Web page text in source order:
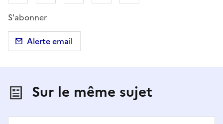
S'abonner
Alerte email
Sur le même sujet